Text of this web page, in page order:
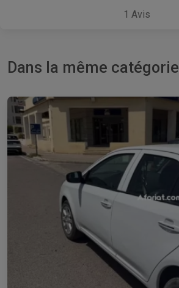
1 Avis
Dans la même catégorie